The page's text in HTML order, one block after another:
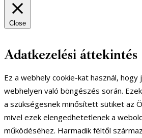
Close
Adatkezelési áttekintés
Ez a webhely cookie-kat használ, hogy
webhelyen való böngészés során.
a szükségesnek minősített sütiket az
mivel ezek elengedhetetlenek a
működéséhez. Harmadik féltől